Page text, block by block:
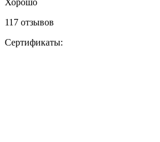
Хорошо
117 отзывов
Сертификаты: